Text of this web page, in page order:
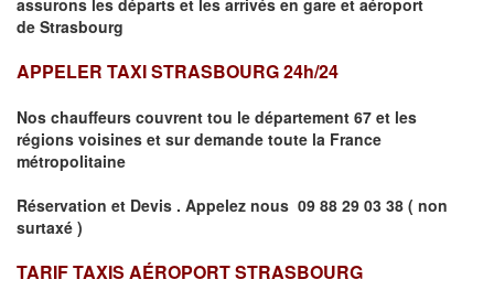
assurons les départs et les arrivés en gare et aéroport
de Strasbourg
APPELER TAXI STRASBOURG 24h/24
Nos chauffeurs couvrent tou le département 67 et les
régions voisines et sur demande toute la France
métropolitaine
Réservation et Devis . Appelez nous 09 88 29 03 38 ( non
surtaxé )
TARIF TAXIS AÉROPORT STRASBOURG